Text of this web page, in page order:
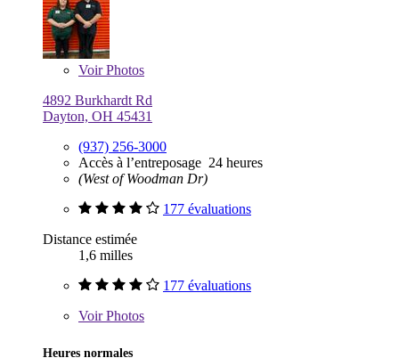
VoirPhotos
4892 Burkhardt Rd
Dayton, OH 45431
(937) 256-3000
Accès à l’entreposage 24 heures
(West of Woodman Dr)
177 évaluations
Distance estimée
1,6 milles
177 évaluations
VoirPhotos
Heures normales